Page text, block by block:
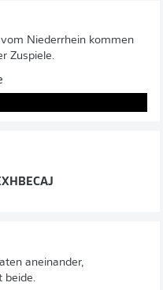
Niederrhein kommen
Zuspiele.
aneinander,
beide.